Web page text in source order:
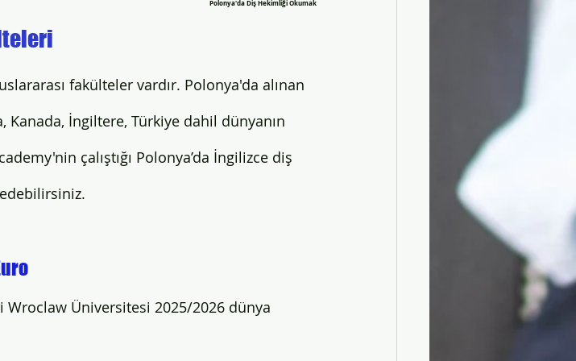
Polonya'da Diş Hekimliği Okumak
fakülteler vardır. Polonya'da alınan
İngiltere, Türkiye dahil dünyanın
çalıştığı Polonya’da İngilizce diş
Wroclaw Üniversitesi 2025/2026 dünya